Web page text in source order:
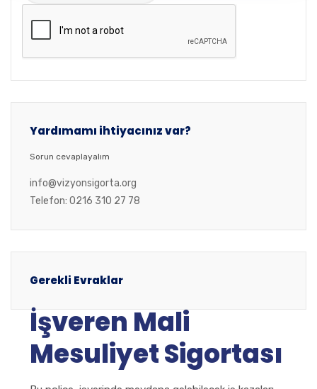
Yardımamı ihtiyacınız var?
Sorun cevaplayalım
info@vizyonsigorta.org
Telefon: 0216 310 27 78
Gerekli Evraklar
İşveren Mali
Mesuliyet Sigortası